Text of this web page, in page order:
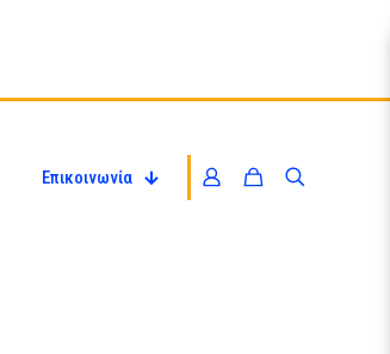
Επικοινωνία